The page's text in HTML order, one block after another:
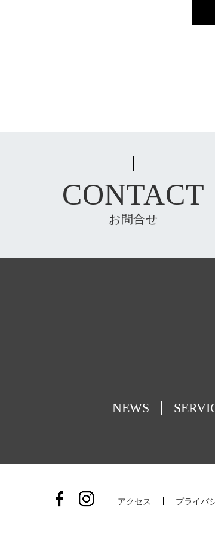
CONTACT
お問合せ
NEWS
アクセス プライバ